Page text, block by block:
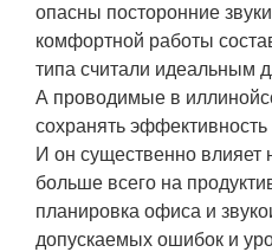
опасны посторонние
комфортной работы
типа считали идеальным
А проводимые в
сохранять
И он существенно влияет
больше всего на
планировка офиса и
допускаемых ошибок и